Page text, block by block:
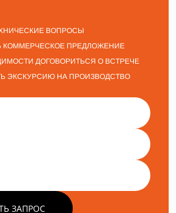
ВОПРОСЫ
КОММЕРЧЕСКОЕ ПРЕДЛОЖЕНИЕ
ДОГОВОРИТЬСЯ О ВСТРЕЧЕ
ЭКСКУРСИЮ НА ПРОИЗВОДСТВО
ЗАПРОС